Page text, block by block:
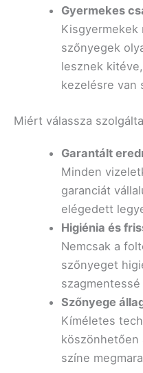
Gyermekes
szőnyegek
lesznek
kezelésre van
Miért válassza
Garantált
Minden
garanciát
elégedett
Higiénia és
Nemcsak a
szőnyeget
Szőnyege
Kíméletes
köszönhetően
színe